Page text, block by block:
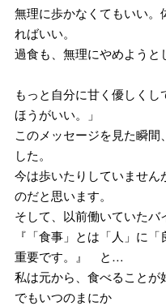
無理に歩かなくてもいい。
ればいい。
過食も、無理にやめようと
もっと自分に甘く優しく
ほうがいい。」
このメッセージを見た瞬
した。
今は歩いたりしていません
のだと思います。
そして、以前働いていたバ
『「食事」とは「人」に
重要です。』 と…
私は元から、食べることが
でもいつのまにか